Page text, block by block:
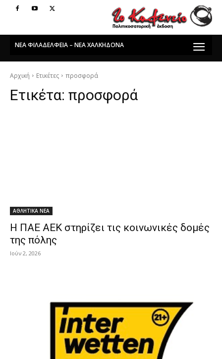
ΝΕΑ ΦΙΛΑΔΕΛΦΕΙΑ – ΝΕΑ ΧΑΛΚΗΔΟΝΑ
Αρχική Ετικέτες προσφορά
Ετικέτα: προσφορά
ΑΘΛΗΤΙΚΑ ΝΕΑ
Η ΠΑΕ ΑΕΚ στηρίζει τις κοινωνικές δομές
της πόλης
Ιούν 2, 2026